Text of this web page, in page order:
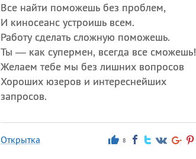
Все найти поможешь без проблем,
И киносеанс устроишь всем.
Работу сделать сложную поможешь.
Ты — как супермен, всегда все сможешь!
Желаем тебе мы без лишних вопросов
Хороших юзеров и интереснейших
запросов.
Открытка 8